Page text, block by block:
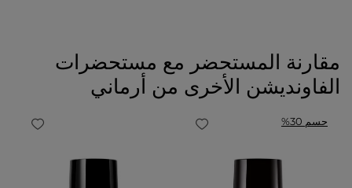
مقارنة المستحضر مع مستحضرات
الفاونديشن الأخرى من أرماني
حسم 30%